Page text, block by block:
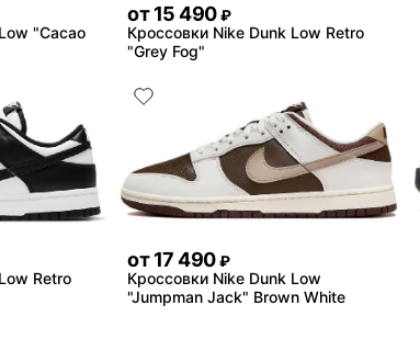
"Cacao
от 15 490 ₽
Кроссовки Nike Dunk Low Retro
"Grey Fog"
Retro
от 17 490 ₽
Кроссовки Nike Dunk Low
"Jumpman Jack" Brown White